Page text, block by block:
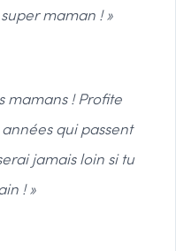
maman ! »
mamans ! Profite
qui passent
jamais loin si tu
! »